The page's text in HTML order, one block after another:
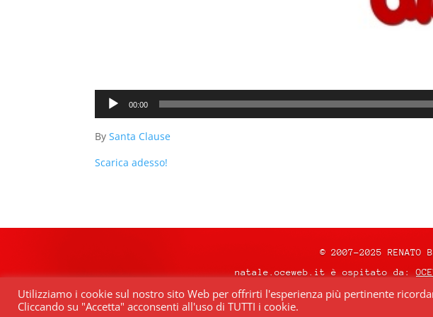
Audio
Player
00:00
BySanta Clause
Scarica adesso!
© 2007-2025 RENATO
natale.oceweb.it è ospitato da:
Creative
Utilizziamo i cookie sul nostro sito Web per offrirti l'esperienza più pertinente
Cliccando su "Accetta" acconsenti all'uso di TUTTI i cookie.